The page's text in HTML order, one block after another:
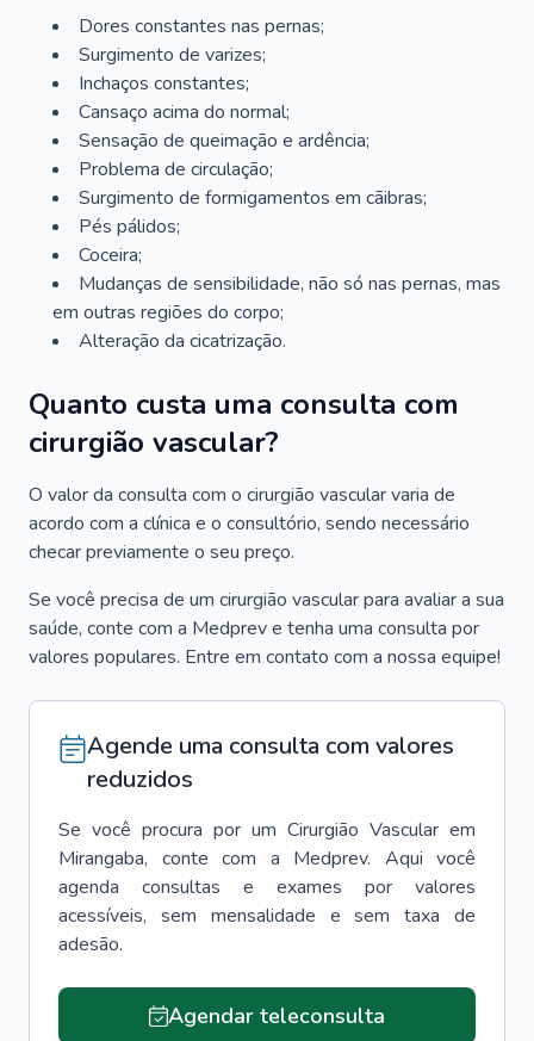
Dores constantes nas pernas;
Surgimento de varizes;
Inchaços constantes;
Cansaço acima do normal;
Sensação de queimação e ardência;
Problema de circulação;
Surgimento de formigamentos em cãibras;
Pés pálidos;
Coceira;
Mudanças de sensibilidade, não só nas pernas, mas
em outras regiões do corpo;
Alteração da cicatrização.
Quanto custa uma consulta com
cirurgião vascular?
O valor da consulta com o cirurgião vascular varia de
acordo com a clínica e o consultório, sendo necessário
checar previamente o seu preço.
Se você precisa de um cirurgião vascular para avaliar a sua
saúde, conte com a Medprev e tenha uma consulta por
valores populares. Entre em contato com a nossa equipe!
Agende uma consulta com valores
reduzidos
Se você procura por um Cirurgião Vascular em
Mirangaba, conte com a Medprev. Aqui você
agenda consultas e exames por valores
acessíveis, sem mensalidade e sem taxa de
adesão.
Agendar teleconsulta